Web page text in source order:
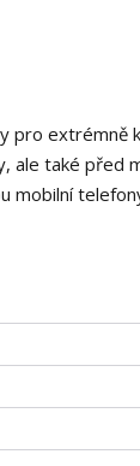
pro
ale také před
mobilní